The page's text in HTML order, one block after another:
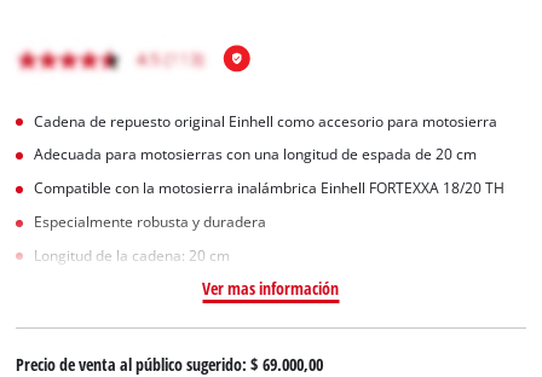
Cadena de repuesto original Einhell como accesorio para motosierra
Adecuada para motosierras con una longitud de espada de 20 cm
Compatible con la motosierra inalámbrica Einhell FORTEXXA 18/20 TH
Especialmente robusta y duradera
Longitud de la cadena: 20 cm
Ver mas información
Precio de venta al público sugerido:$ 69.000,00